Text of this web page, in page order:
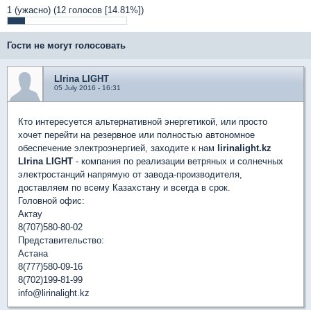
1 (ужасно) (12 голосов [14.81%])
Гости не могут голосовать
LIrina LIGHT
05 July 2016 - 16:31
Кто интересуется альтернативной энергетикой, или просто
хочет перейти на резервное или полностью автономное
обеспечение электроэнергией, заходите к нам
lirinalight.kz
LIrina LIGHT - компания по реализации ветряных и солнечных
электростанций напрямую от завода-производителя,
доставляем по всему Казахстану и всегда в срок.
Головной офис:
Актау
8(707)580-80-02
Представительство:
Астана
8(777)580-09-16
8(702)199-81-99
​info@lirinalight.kz